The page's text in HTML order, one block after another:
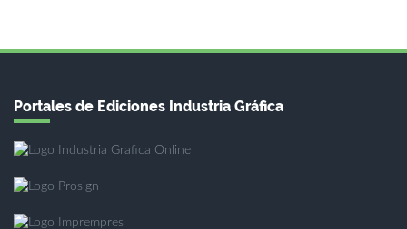
Portales de Ediciones Industria Gráfica